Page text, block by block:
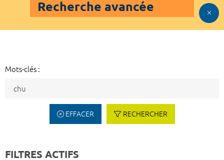
Recherche avancée
Mots-clés :
EFFACER RECHERCHER
FILTRES ACTIFS